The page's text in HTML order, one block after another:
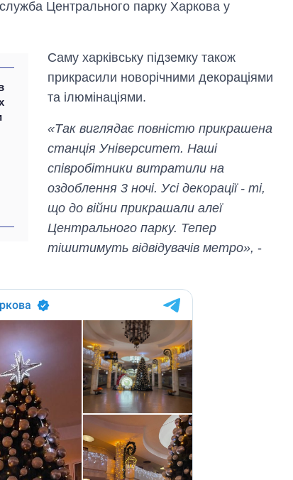
Центрального парку Харкова у
Саму харківську підземку також
прикрасили новорічними декораціями
та ілюмінаціями.
«Так виглядає повністю прикрашена
станція Університет. Наші
співробітники витратили на
оздоблення 3 ночі. Усі декорації - ті,
що до війни прикрашали алеї
Центрального парку. Тепер
тішитимуть відвідувачів метро», -
ударів по Україні
за літо: Київ та
область стали
головною ціллю
рф